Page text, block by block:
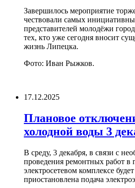
Завершилось мероприятие
чествовали самых
представителей молодёжи
тех, кто уже сегодня вносит
жизнь Липецка.
Фото: Иван Рыжков.
17.12.2025
Плановое
холодной воды 3
В среду, 3 декабря, в связи с
проведения ремонтных работ в
электросетевом комплексе
приостановлена подача